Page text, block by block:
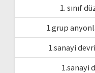
1. sınıf
1.grup
1.sanayi
1.sanayi